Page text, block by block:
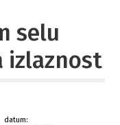
selu
izlaznost
datum: